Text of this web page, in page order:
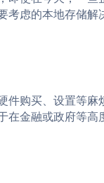
考虑的本地存储
件购买、设置等
在金融或政府等